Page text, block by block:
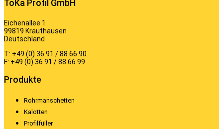
ToKa Profil GmbH
Eichenallee 1
99819 Krauthausen
Deutschland
T: +49 (0) 36 91 / 88 66 90
F: +49 (0) 36 91 / 88 66 99
Produkte
Rohrmanschetten
Kalotten
Profilfüller